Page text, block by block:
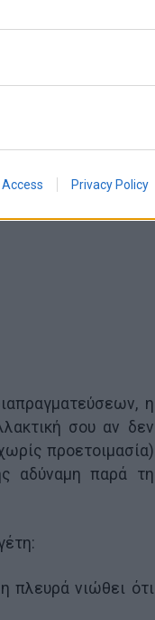
Access Privacy Policy
που στόχευε στην
λαϊκής εντολής”,
οι οποίοι το
η
σου αν δεν
προετοιμασία)
αδύναμη παρά τη
πλευρά νιώθει ότι